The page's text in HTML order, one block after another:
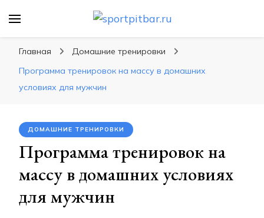
спортивных упражнения, правильные
диеты, программы тренировок
Главная
Домашние тренировки
Программа тренировок на массу в домашних
условиях для мужчин
ДОМАШНИЕ ТРЕНИРОВКИ
Программа тренировок на
массу в домашних условиях
для мужчин